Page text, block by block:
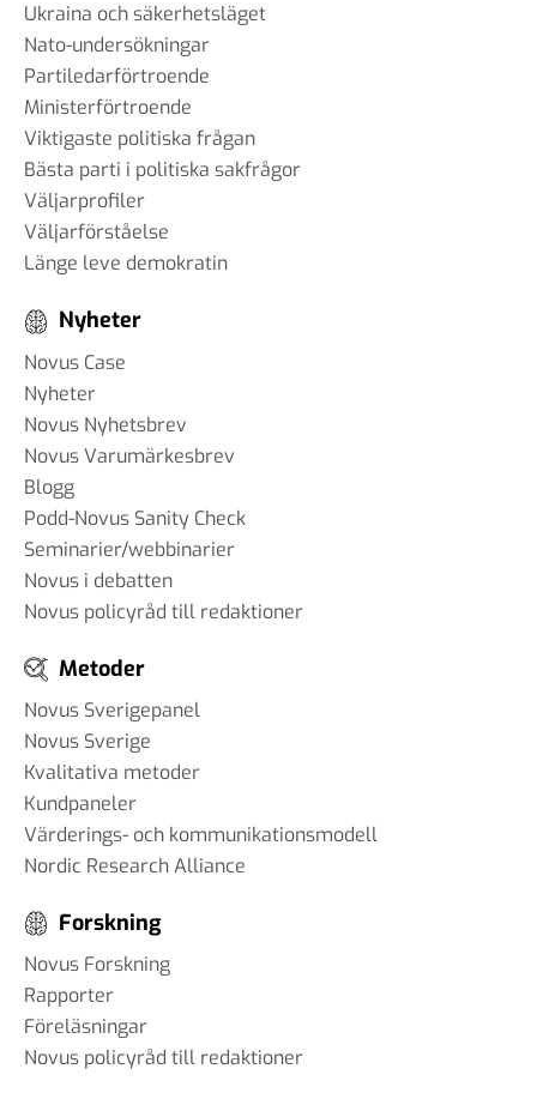
Ukraina och säkerhetsläget
Nato-undersökningar
Partiledarförtroende
Ministerförtroende
Viktigaste politiska frågan
Bästa parti i politiska sakfrågor
Väljarprofiler
Väljarförståelse
Länge leve demokratin
Nyheter
Novus Case
Nyheter
Novus Nyhetsbrev
Novus Varumärkesbrev
Blogg
Podd-Novus Sanity Check
Seminarier/webbinarier
Novus i debatten
Novus policyråd till redaktioner
Metoder
Novus Sverigepanel
Novus Sverige
Kvalitativa metoder
Kundpaneler
Värderings- och kommunikationsmodell
Nordic Research Alliance
Forskning
Novus Forskning
Rapporter
Föreläsningar
Novus policyråd till redaktioner